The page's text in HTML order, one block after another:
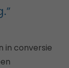
in conversie